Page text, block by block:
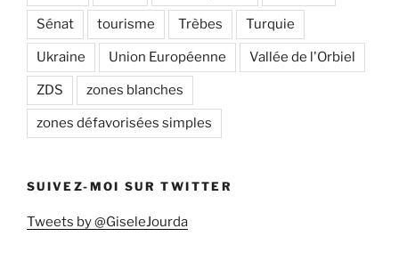
Sénat tourisme Trèbes Turquie
Ukraine Union Européenne Vallée de l'Orbiel
ZDS zones blanches
zones défavorisées simples
SUIVEZ-MOI SUR TWITTER
Tweets by @GiseleJourda